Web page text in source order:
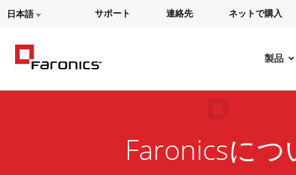
日本語 サポート 連絡先 ネットで購入
製品
Faronicsにつ